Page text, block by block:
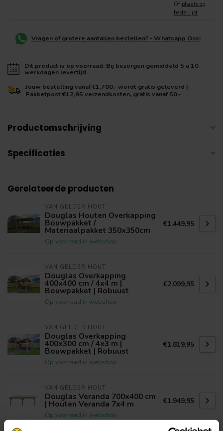
Of plaats op
bestellijst
Vragen of grotere aantallen bestellen? - Whatsapp Ons!
Dit product is op voorraad. Bij bezorgen gemiddeld 5 a 10
werkdagen levertijd.
Jouw bestelling vanaf €1.700,- wordt gratis geleverd |
Pakketpost €12,95 verzendkosten, gratis vanaf 50,-
Productomschrijving
Specificaties
Gerelateerde producten
VAN GELDER HOUT
Douglas Houten Overkapping
Bouwpakket /
Materiaalpakket 350x350cm
Op voorraad in webshop
€1.449,95
VAN GELDER HOUT
Douglas Overkapping
400x400 cm / 4x4 m |
Bouwpakket | Robuust
Op voorraad in webshop
€2.099,95
VAN GELDER HOUT
Douglas Overkapping
400x300 cm / 4x3 m |
Bouwpakket | Robuust
Op voorraad in webshop
€1.819,95
VAN GELDER HOUT
Douglas Veranda 700x400 cm
| Houten Veranda 7x4 m
Op voorraad in webshop
€1.949,95